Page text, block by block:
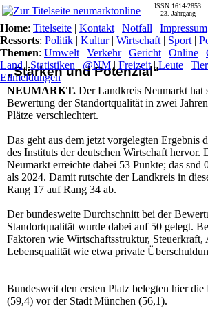
„Stärken und Potenzial“
NEUMARKT. Der Landkreis Neumarkt hat
Bewertung der Standortqualität in zwei
Plätze verschlechtert.
Das geht aus dem jetzt vorgelegten Ergebnis
des Instituts der deutschen Wirtschaft hervor.
Neumarkt erreichte dabei 53 Punkte; das snd
als 2024. Damit rutschte der Landkreis in
Rang 17 auf Rang 34 ab.
Der bundesweite Durchschnitt bei der
Standortqualität wurde dabei auf 50 gelegt.
Faktoren wie Wirtschaftsstruktur, Steuerkraft,
Lebensqualität wie etwa private
Bundesweit den ersten Platz belegten hier
(59,4) vor der Stadt München (56,1).
ISSN 1614-2853
23. Jahrgang
Home: Titelseite | Kontakt | Notfall | Impressum
Ressorts: Politik | Kultur| Wirtschaft | Sport |
Themen: Umwelt | Verkehr| Gericht | Online |
Land|Statistiken | @NM| Freizeit|Leute |
Eilmeldungen